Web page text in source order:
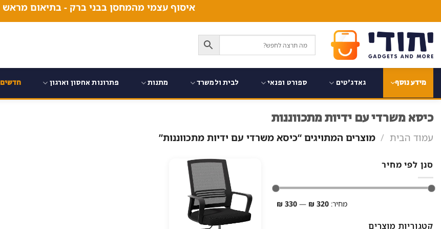
content
איסוף עצמי מהמחסן בבני ברק - בתיאום מראש
מידע נוסף גאדג'טים ספורט ופנאי לבית ולמשרד מתנות פתרונות אחסון וארגון חדשים
כיסא משרדי עם ידיות מתכווננות
עמוד הבית / מוצרים המתויגים “כיסא משרדי עם ידיות מתכווננות”
סנן לפי מחיר
מחיר: 320 ₪
—
330 ₪
קטגוריות מוצרים